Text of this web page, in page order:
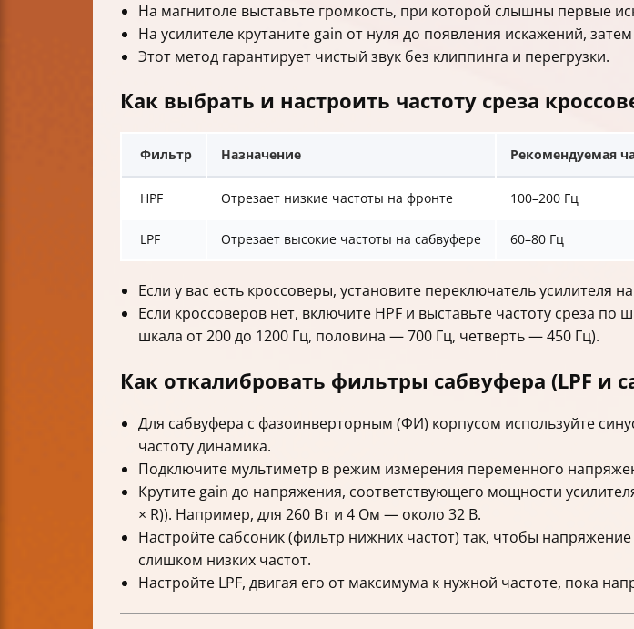
На магнитоле выставьте громкость, при которой слышны первые
На усилителе крутаните gain от нуля до появления искажений,
Этот метод гарантирует чистый звук без клиппинга и перегрузки.
Как выбрать и настроить частоту среза
Фильтр Назначение Рекомендуемая
HPF Отрезает низкие частоты на фронте 100–200 Гц
LPF Отрезает высокие частоты на сабвуфере 60–80 Гц
Если у вас есть кроссоверы, установите переключатель усилителя
Если кроссоверов нет, включите HPF и выставьте частоту среза
шкала от 200 до 1200 Гц, половина — 700 Гц, четверть — 450 Гц).
Как откалибровать фильтры сабвуфера (LPF и
Для сабвуфера с фазоинверторным (ФИ) корпусом используйте
частоту динамика.
Подключите мультиметр в режим измерения переменного
Крутите gain до напряжения, соответствующего мощности
× R)). Например, для 260 Вт и 4 Ом — около 32 В.
Настройте сабсоник (фильтр нижних частот) так, чтобы
слишком низких частот.
Настройте LPF, двигая его от максимума к нужной частоте, пока